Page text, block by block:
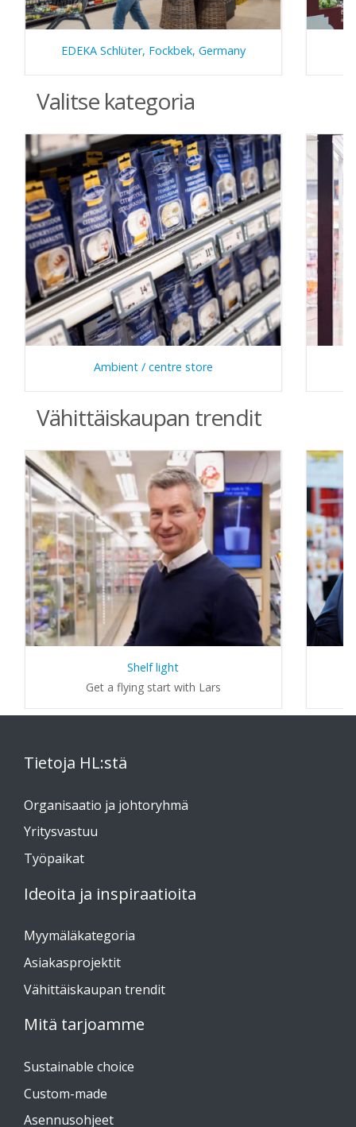
EDEKA Schlüter, Fockbek, Germany
Valitse kategoria
Ambient / centre store
Vähittäiskaupan trendit
Shelf light
Get a flying start with Lars
Tietoja HL:stä
Organisaatio ja johtoryhmä
Yritysvastuu
Työpaikat
Ideoita ja inspiraatioita
Myymäläkategoria
Asiakasprojektit
Vähittäiskaupan trendit
Mitä tarjoamme
Sustainable choice
Custom-made
Asennusohjeet